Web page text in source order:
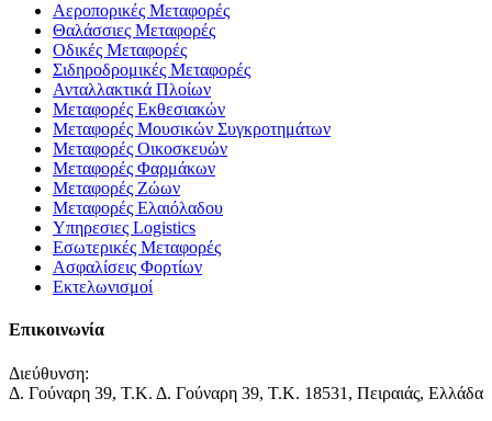
Αεροπορικές Μεταφορές
Θαλάσσιες Μεταφορές
Οδικές Μεταφορές
Σιδηροδρομικές Μεταφορές
Ανταλλακτικά Πλοίων
Μεταφορές Εκθεσιακών
Μεταφορές Μουσικών Συγκροτημάτων
Μεταφορές Οικοσκευών
Μεταφορές Φαρμάκων
Μεταφορές Ζώων
Μεταφορές Ελαιόλαδου
Υπηρεσιες Logistics
Εσωτερικές Μεταφορές
Ασφαλίσεις Φορτίων
Εκτελωνισμοί
Επικοινωνία
Διεύθυνση:
Δ. Γούναρη 39, Τ.Κ. Δ. Γούναρη 39, Τ.Κ. 18531, Πειραιάς, Ελλάδα